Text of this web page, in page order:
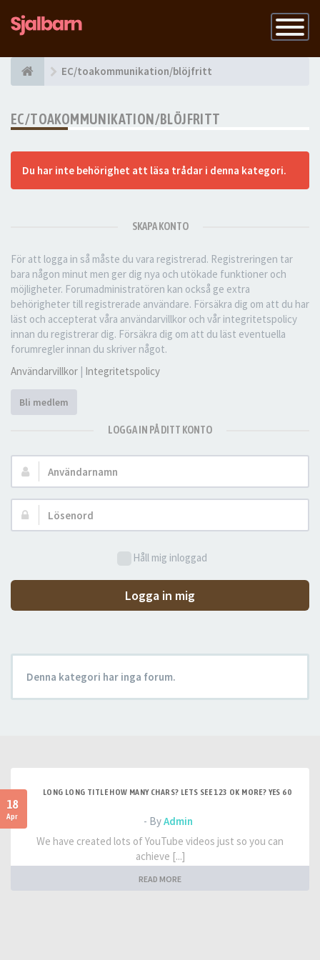
Slå
på
EC/toakommunikation/blöjfritt
EC/TOAKOMMUNIKATION/BLÖJFRITT
Du har inte behörighet att läsa trådar i denna kategori.
SKAPA KONTO
För att logga in så måste du vara registrerad. Registreringen tar
bara någon minut men ger dig nya och utökade funktioner och
möjligheter. Forumadministratören kan också ge extra
behörigheter till registrerade användare. Försäkra dig om att du har
läst och accepterat våra användarvillkor och vår integritetspolicy
innan du registrerar dig. Försäkra dig om att du läst eventuella
forumregler innan du skriver något.
Användarvillkor | Integritetspolicy
Bli medlem
LOGGA IN PÅ DITT KONTO
Användarnamn:
Lösenord:
Håll mig inloggad
Logga in mig
Denna kategori har inga forum.
18
Apr
LONG LONG TITLE HOW MANY CHARS? LETS SEE 123 OK MORE? YES 60
- ByAdmin
We have created lots of YouTube videos just so you can
achieve [...]
READ MORE